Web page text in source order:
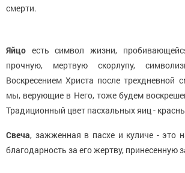
смерти.
Яйцо есть символ жизни,
прочную, мертвую скорлупу,
Воскресением Христа после трехдневной
мы, верующие в Него, тоже будем
Традиционный цвет пасхальных яиц -
Свеча, зажженная в пасхе и куличе - это
благодарность за его жертву, принесенную